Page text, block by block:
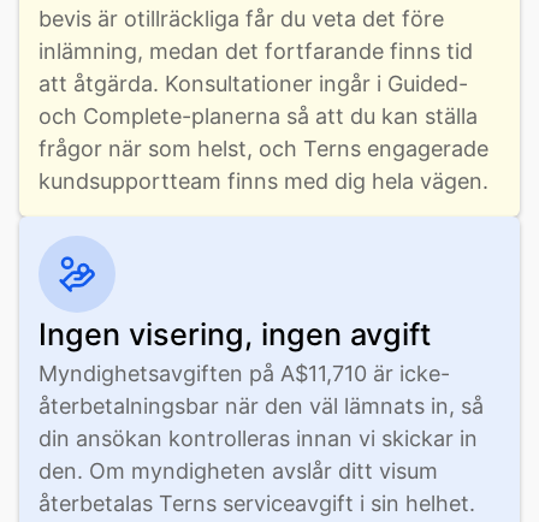
bevis är otillräckliga får du veta det före
inlämning, medan det fortfarande finns tid
att åtgärda. Konsultationer ingår i Guided-
och Complete-planerna så att du kan ställa
frågor när som helst, och Terns engagerade
kundsupportteam finns med dig hela vägen.
Ingen visering, ingen avgift
Myndighetsavgiften på A$11,710 är icke-
återbetalningsbar när den väl lämnats in, så
din ansökan kontrolleras innan vi skickar in
den. Om myndigheten avslår ditt visum